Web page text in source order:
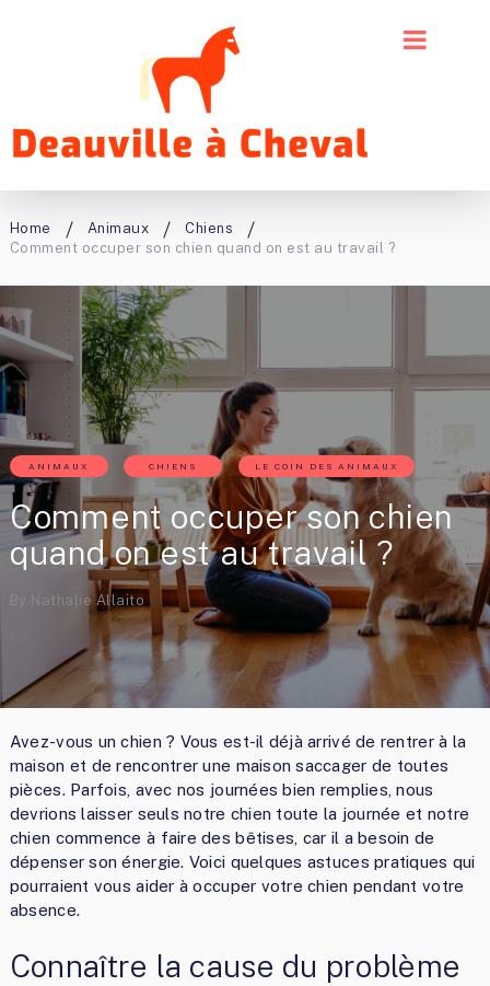
Home Animaux
Chiens
Comment occuper son chien quand on est au travail ?
ANIMAUX CHIENS LE COIN DES ANIMAUX
Comment occuper son chien
quand on est au travail ?
By Nathalie Allaito
Avez-vous un chien ? Vous est-il déjà arrivé de rentrer à la
maison et de rencontrer une maison saccager de toutes
pièces. Parfois, avec nos journées bien remplies, nous
devrions laisser seuls notre chien toute la journée et notre
chien commence à faire des bêtises, car il a besoin de
dépenser son énergie. Voici quelques astuces pratiques qui
pourraient vous aider à occuper votre chien pendant votre
absence.
Connaître la cause du problème